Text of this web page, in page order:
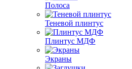
Полоса
Теневой плинтус
Плинтус МДФ
Экраны